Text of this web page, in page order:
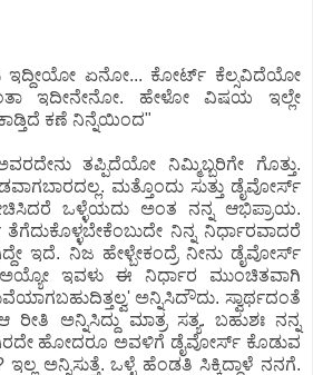
ಇದ್ದೀಯೋ ಏನೋ... ಕೋರ್ಟ್ ಕೆಲ್ಸವಿದೆಯೋ
ಇದೀನೇನೋ. ಹೇಳೋ ವಿಷಯ ಇಲ್ಲೇ
ಕಣೆ ನಿನ್ನೆಯಿಂದ"
ತಪ್ಪಿದೆಯೋ ನಿಮ್ಮಿಬ್ಬರಿಗೇ ಗೊತ್ತು.
ಮತ್ತೊಂದು ಸುತ್ತು ಡೈವೋರ್ಸ್
ಒಳ್ಳೆಯದು ಅಂತ ನನ್ನ ಆಭಿಪ್ರಾಯ.
ನಿನ್ನ ನಿರ್ಧಾರವಾದರೆ
ಇದೆ. ನಿಜ ಹೇಳ್ಬೇಕಂದ್ರೆ ನೀನು ಡೈವೋರ್ಸ್
ಇವಳು ಈ ನಿರ್ಧಾರ ಮುಂಚಿತವಾಗಿ
ಅನ್ನಿಸಿದೌದು. ಸ್ವಾರ್ಥದಂತೆ
ಅನ್ನಿಸಿದ್ದು ಮಾತ್ರ ಸತ್ಯ. ಬಹುಶಃ ನನ್ನ
ಹೋದರೂ ಅವಳಿಗೆ ಡೈವೋರ್ಸ್ ಕೊಡುವ
ಅನ್ನಿಸುತ್ತೆ. ಒಳ್ಳೆ ಹೆಂಡತಿ ಸಿಕ್ಕಿದ್ದಾಳೆ ನನಗೆ.